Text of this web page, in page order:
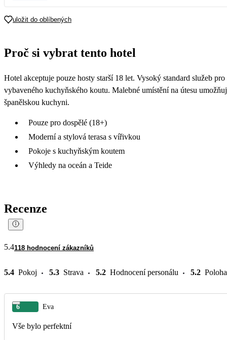
uložit do oblíbených
Proč si vybrat tento hotel
Hotel akceptuje pouze hosty starší 18 let. Vysoký standard služeb
vybaveného kuchyňského koutu. Malebné umístění na útesu
španělskou kuchyni.
Pouze pro dospělé (18+)
Moderní a stylová terasa s vířivkou
Pokoje s kuchyňským koutem
Výhledy na oceán a Teide
Recenze
5.4118 hodnocení zákazníků
5.4 Pokoj 5.3 Strava 5.2 Hodnocení personálu 5.2 Poloha
6 Eva
Vše bylo perfektní